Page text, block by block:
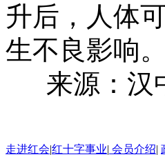
升后，人体
生不良影响。
来源：汉
走进红会|红十字事业| 会员介绍|